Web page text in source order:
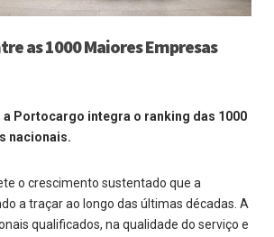
as 1000 Maiores Empresas
a Portocargo integra o ranking das 1000
nacionais.
o crescimento sustentado que a
a traçar ao longo das últimas décadas. A
qualificados, na qualidade do serviço e